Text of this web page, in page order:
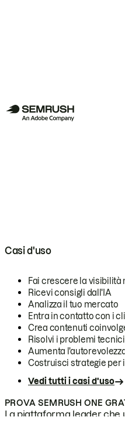
Casi d'uso
Fai crescere la visibilità
Ricevi consigli dall'IA
Analizza il tuo mercato
Entra in contatto con i
Crea contenuti
Risolvi i problemi
Aumenta
Costruisci strategie per
Vedi tutti i casi d'uso
PROVA SEMRUSH ONE
La piattaforma leader che